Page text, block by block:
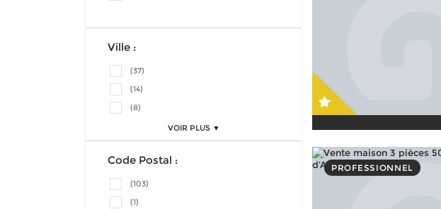
Ville :
(37)
(14)
(8)
VOIR PLUS ▼
Code Postal :
(103)
(1)
PROFESSIONNEL